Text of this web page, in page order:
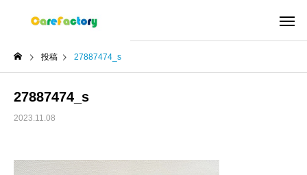
投稿 27887474_s
27887474_s
2023.11.08